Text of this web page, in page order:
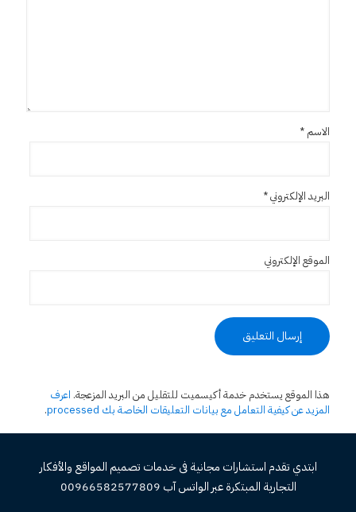
الاسم *
البريد الإلكتروني*
الموقع الإلكتروني
هذا الموقع يستخدم خدمة أكيسميت للتقليل من البريد المزعجة. اعرف
المزيد عن كيفية التعامل مع بيانات التعليقات الخاصة بك processed
.
ابتدي تقدم استشارات مجانية فى خدمات تصميم المواقع والأفكار
التجارية المبتكرة عبر الواتس آب 00966582577809